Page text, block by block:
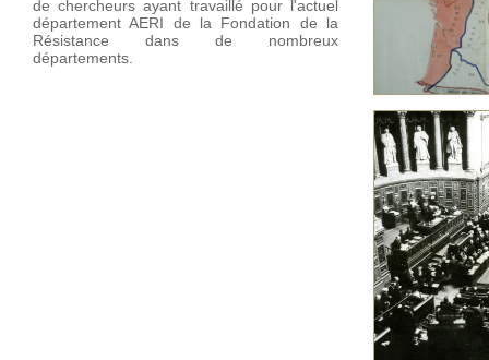
de chercheurs ayant travaillé pour l'actuel
département AERI de la Fondation de la
Résistance dans de nombreux
départements.
Préparer la